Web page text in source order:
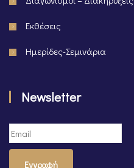
Εκθέσεις
Ημερίδες-Σεμινάρια
Newsletter
Εγγραφή